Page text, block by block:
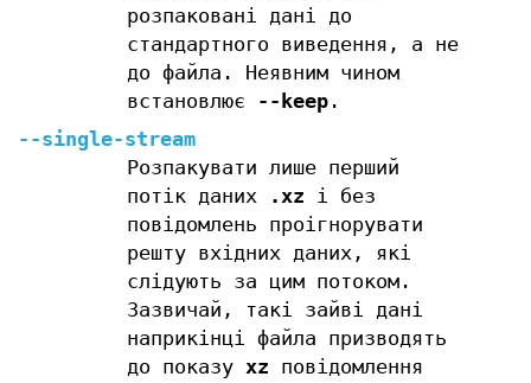
розпаковані дані до
стандартного виведення, а не
до файла. Неявним чином
встановлює
--keep.
--single-stream
Розпакувати лише перший
потік даних
.xz і без
повідомлень проігнорувати
решту вхідних даних, які
слідують за цим потоком.
Зазвичай, такі зайві дані
наприкінці файла призводять
до показу xz повідомлення